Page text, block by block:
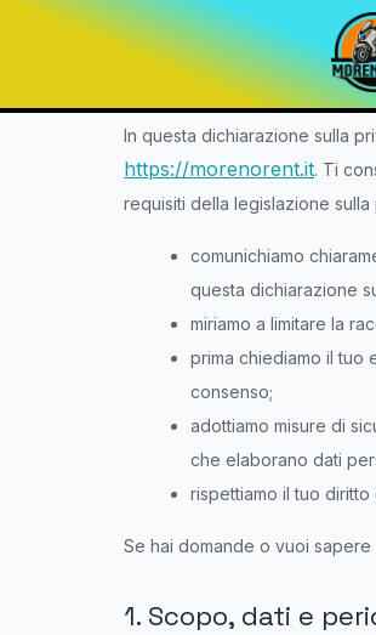
Questa dichiarazione sulla
residenti permanenti legali
In questa dichiarazione sulla
https://morenorent.it. Ti
requisiti della legislazione
comunichiamo
questa dichiarazione
miriamo a limitare la
prima chiediamo il tuo
consenso;
adottiamo misure di
che elaborano dati
rispettiamo il tuo
Se hai domande o vuoi
1. Scopo, dati e